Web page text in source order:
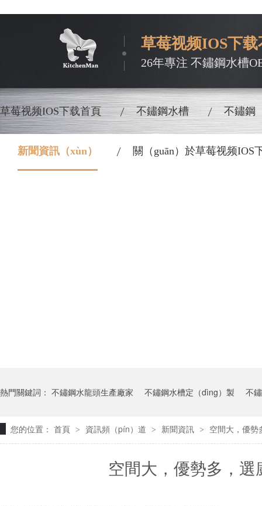
草莓视频IOS下
26年專注 不鏽鋼水槽
草莓视频IOS下载首頁 不鏽鋼水槽 不鏽鋼
新聞資訊（xùn） 關（guān）於草莓视频IOS
熱門關鍵詞： 不鏽鋼水龍頭生產廠家 不鏽鋼水槽定（dìng）製 不
您的位置： 首頁 > 資訊頻（pín）道 > 新聞資訊 > 空間大，優勢
空間大，優勢多，